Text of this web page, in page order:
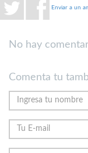
Enviar a un
No hay
Comenta tu